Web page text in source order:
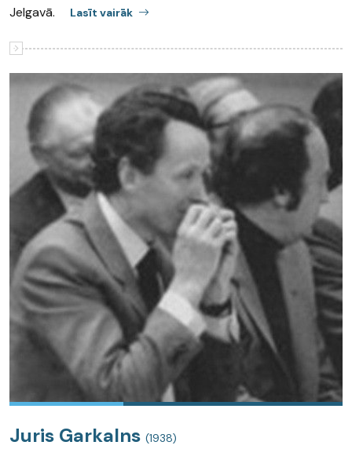
Jelgavā.
Lasīt vairāk
Juris Garkalns (1938)